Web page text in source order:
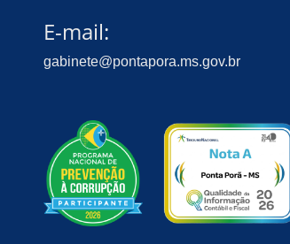
E-mail:
gabinete@pontapora.ms.gov.br